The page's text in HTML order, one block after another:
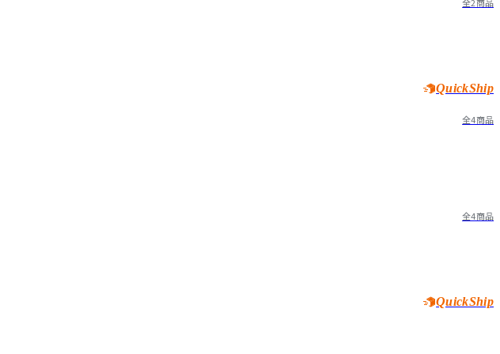
QuickShip
全4商品
全4商品
QuickShip